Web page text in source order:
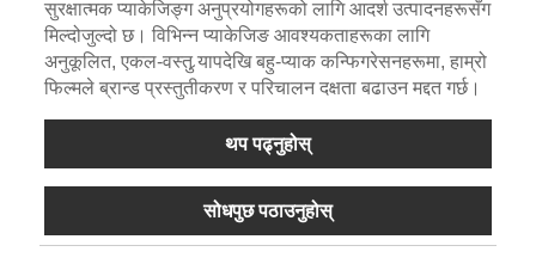
सुरक्षात्मक प्याकेजिङ्ग अनुप्रयोगहरूको लागि आदर्श उत्पादनहरूसँग
मिल्दोजुल्दो छ। विभिन्न प्याकेजिङ आवश्यकताहरूका लागि
अनुकूलित, एकल-वस्तु र्‍यापदेखि बहु-प्याक कन्फिगरेसनहरूमा, हाम्रो
फिल्मले ब्रान्ड प्रस्तुतीकरण र परिचालन दक्षता बढाउन मद्दत गर्छ।
थप पढ्नुहोस्
सोधपुछ पठाउनुहोस्